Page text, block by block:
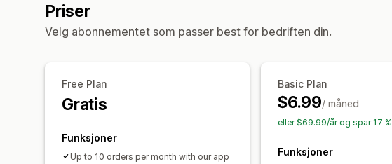
Priser
Velg abonnementet som passer best for bedriften din.
Free Plan
Gratis
Funksjoner
Up to 10 orders per month with our app
Basic Plan
$6.99/ måned
eller $69.99/år og spar 17 %
Funksjoner